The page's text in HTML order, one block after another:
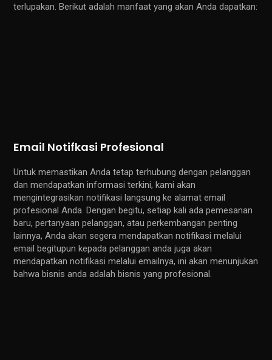
terlupakan. Berikut adalah manfaat yang akan Anda dapatkan:
Email Notifkasi Profesional
Untuk memastikan Anda tetap terhubung dengan pelanggan
dan mendapatkan informasi terkini, kami akan
mengintegrasikan notifikasi langsung ke alamat email
profesional Anda. Dengan begitu, setiap kali ada pemesanan
baru, pertanyaan pelanggan, atau perkembangan penting
lainnya, Anda akan segera mendapatkan notifikasi melalui
email begitupun kepada pelanggan anda juga akan
mendapatkan notifikasi melalui emailnya, ini akan menunjukan
bahwa bisnis anda adalah bisnis yang profesional.